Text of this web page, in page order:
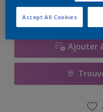
Ajouter
Accept All Cookies